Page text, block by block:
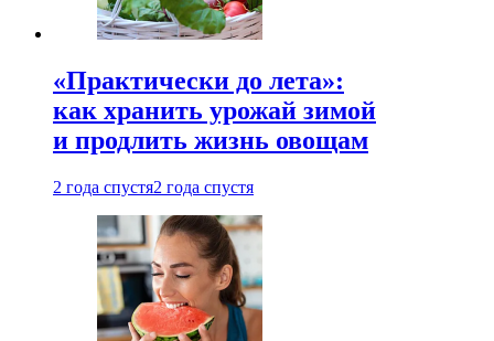
«Практически до лета»:
как хранить урожай зимой
и продлить жизнь овощам
2 года спустя2 года спустя